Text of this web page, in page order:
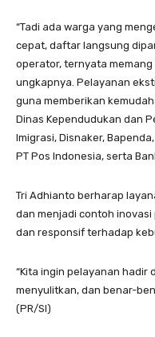
“Tadi ada warga yang
cepat, daftar langsung
operator, ternyata memang
ungkapnya. Pelayanan
guna memberikan
Dinas Kependudukan dan
Imigrasi, Disnaker,
PT Pos Indonesia, serta
Tri Adhianto berharap
dan menjadi contoh
dan responsif terhadap
“Kita ingin pelayanan
menyulitkan, dan benar-
(PR/SI)